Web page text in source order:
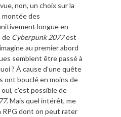
non, un choix sur la
montée des
longue en
de Cyberpunk 2077est
au premier abord
semblent être passé à
? À cause d’une quête
ont bouclé en moins de
c’est possible de
. Mais quel intérêt, me
RPG dont on peut rater